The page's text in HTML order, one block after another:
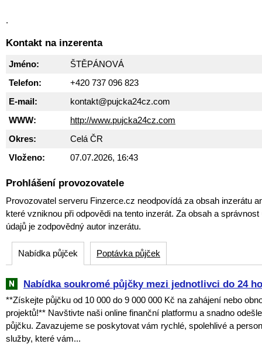
.
Kontakt na inzerenta
Jméno:
ŠTĚPÁNOVÁ
Telefon:
+420 737 096 823
E-mail:
kontakt@pujcka24cz.com
WWW:
http://www.pujcka24cz.com
Okres:
Celá ČR
Vloženo:
07.07.2026, 16:43
Prohlášení provozovatele
Provozovatel serveru Finzerce.cz neodpovídá za obsah inzerátu
které vzniknou při odpovědi na tento inzerát. Za obsah a
údajů je zodpovědný autor inzerátu.
Nabídka půjček Poptávka půjček
Nabídka soukromé půjčky mezi jednotlivci do 24
**Získejte půjčku od 10 000 do 9 000 000 Kč na zahájení nebo
projektů!** Navštivte naši online finanční platformu a snadno
půjčku. Zavazujeme se poskytovat vám rychlé, spolehlivé a
služby, které vám...